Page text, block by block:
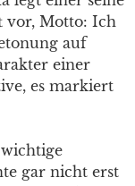
vor, Motto: Ich
auf
einer
es markiert
wichtige
gar nicht erst